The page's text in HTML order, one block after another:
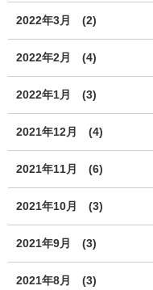
2022年3月 (2)
2022年2月 (4)
2022年1月 (3)
2021年12月 (4)
2021年11月 (6)
2021年10月 (3)
2021年9月 (3)
2021年8月 (3)